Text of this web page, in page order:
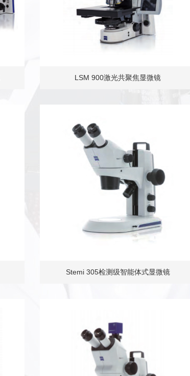
LSM 900激光共聚焦显微镜
Stemi 305检测级智能体式显微镜